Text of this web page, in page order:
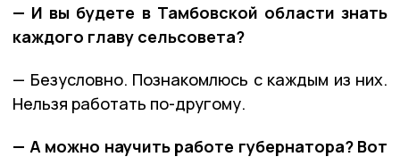
— И вы будете в Тамбовской области знать
каждого главу сельсовета?
— Безусловно. Познакомлюсь с каждым из них.
Нельзя работать по-другому.
— А можно научить работе губернатора? Вот